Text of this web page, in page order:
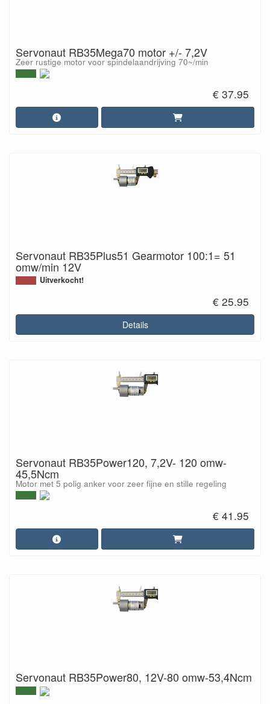
Servonaut RB35Mega70 motor +/- 7,2V
Zeer rustige motor voor spindelaandrijving 70~/min
€ 37.95
Servonaut RB35Plus51 Gearmotor 100:1= 51
omw/min 12V
Uitverkocht!
€ 25.95
Details
Servonaut RB35Power120, 7,2V- 120 omw-
45,5Ncm
Motor met 5 polig anker voor zeer fijne en stille regeling
€ 41.95
Servonaut RB35Power80, 12V-80 omw-53,4Ncm